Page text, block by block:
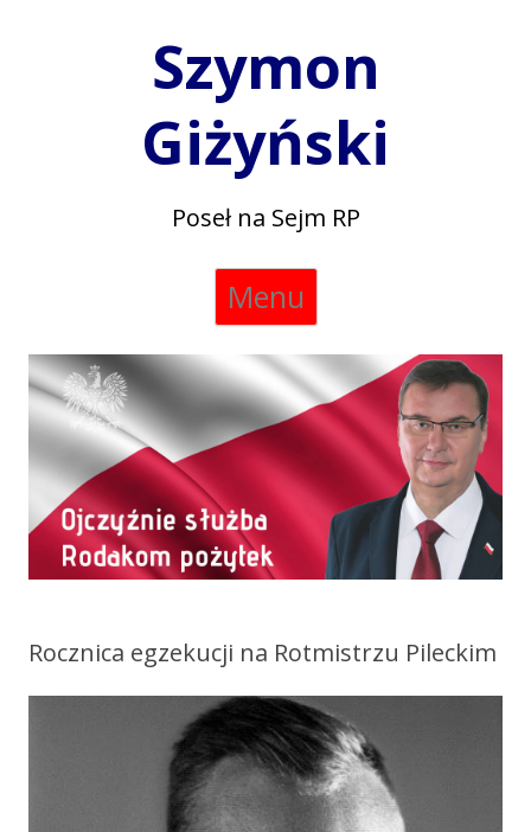
Szymon
Giżyński
Poseł na Sejm RP
Menu
Skip
Rocznica egzekucji na Rotmistrzu Pileckim